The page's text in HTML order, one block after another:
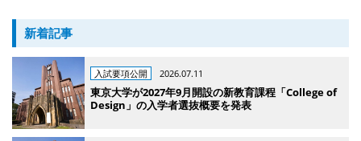
新着記事
入試要項公開 2026.07.11
東京大学が2027年9月開設の新教育課程「College of
Design」の入学者選抜概要を発表